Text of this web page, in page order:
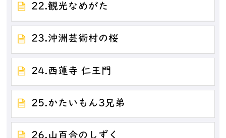
22.観光なめがた
23.沖洲芸術村の桜
24.西蓮寺 仁王門
25.かたいもん3兄弟
26.山百合のしずく